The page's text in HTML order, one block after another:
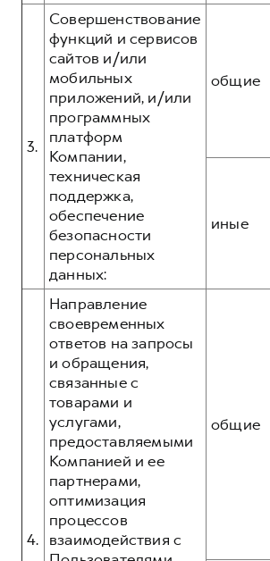
3.
Совершенствование
функций и сервисов
сайтов и/или
мобильных
приложений, и/или
программных
платформ
Компании,
техническая
поддержка,
обеспечение
безопасности
персональных
данных:
общие
иные
4.
Направление
своевременных
ответов на запросы
и обращения,
связанные с
товарами и
услугами,
предоставляемыми
Компанией и ее
партнерами,
оптимизация
процессов
взаимодействия с
общие